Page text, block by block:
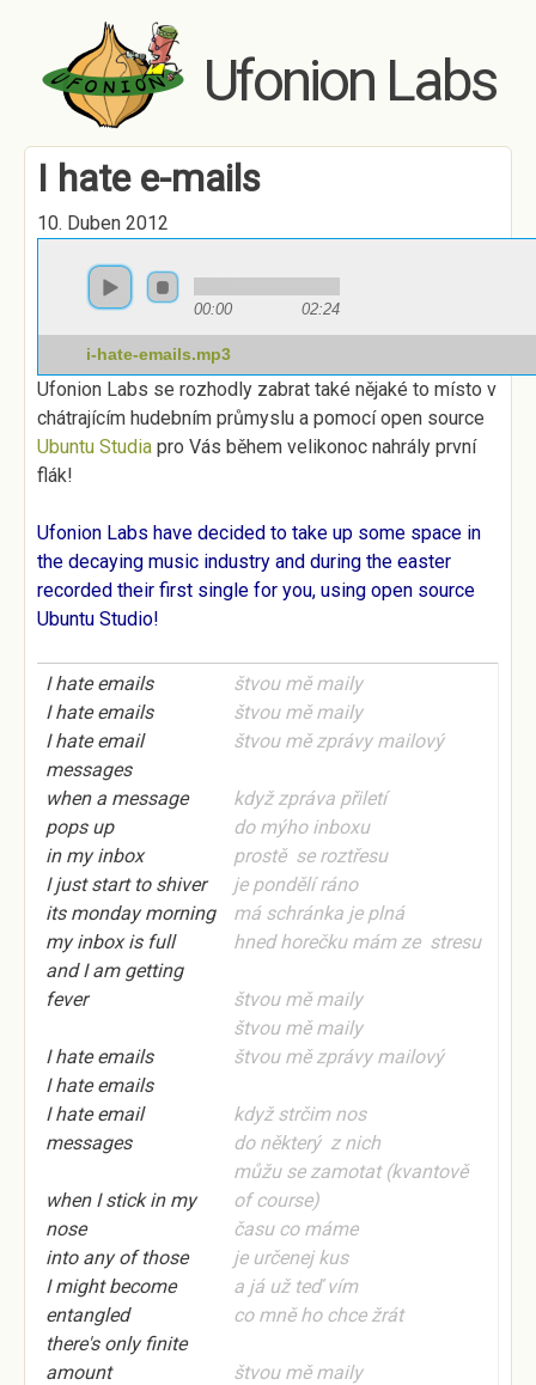
Skip to main content
Ufonion Labs
I hate e-mails
10. Duben 2012
00:00 02:24
i-hate-emails.mp3
Ufonion Labs se rozhodly zabrat také nějaké to místo v
chátrajícím hudebním průmyslu a pomocí open source
Ubuntu Studia pro Vás během velikonoc nahrály první
flák!
Ufonion Labs have decided to take up some space in
the decaying music industry and during the easter
recorded their first single for you, using open source
Ubuntu Studio!
I hate emails
I hate emails
I hate email
messages
when a message
pops up
in my inbox
I just start to shiver
its monday morning
my inbox is full
and I am getting
fever
I hate emails
I hate emails
I hate email
messages
when I stick in my
nose
into any of those
I might become
entangled
there's only finite
amount
štvou mě maily
štvou mě maily
štvou mězprávy mailový
když zpráva přiletí
do mýho inboxu
prostě se roztřesu
je pondělí ráno
má schránka je plná
hned horečku mám ze stresu
štvou mě maily
štvou mě maily
štvou mězprávy mailový
když strčim nos
do některý z nich
můžu se zamotat (kvantově
of course)
času co máme
je určenej kus
a já už teď vím
co mně ho chcežrát
štvou mě maily